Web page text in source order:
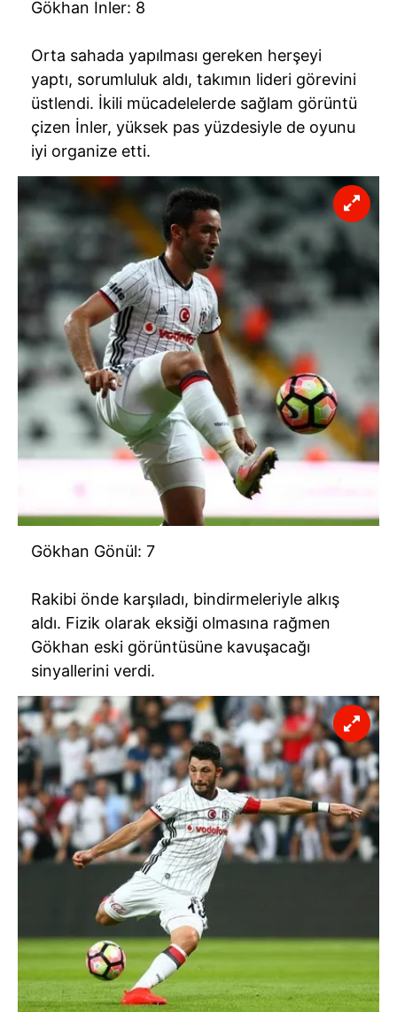
Gökhan İnler: 8
Orta sahada yapılması gereken herşeyi
yaptı, sorumluluk aldı, takımın lideri görevini
üstlendi. İkili mücadelelerde sağlam görüntü
çizen İnler, yüksek pas yüzdesiyle de oyunu
iyi organize etti.
Gökhan Gönül: 7
Rakibi önde karşıladı, bindirmeleriyle alkış
aldı. Fizik olarak eksiği olmasına rağmen
Gökhan eski görüntüsüne kavuşacağı
sinyallerini verdi.